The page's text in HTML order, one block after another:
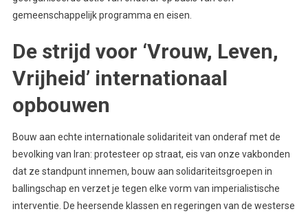
gemeenschappelijk programma en eisen.
De strijd voor ‘Vrouw, Leven,
Vrijheid’ internationaal
opbouwen
Bouw aan echte internationale solidariteit van onderaf met de
bevolking van Iran: protesteer op straat, eis van onze vakbonden
dat ze standpunt innemen, bouw aan solidariteitsgroepen in
ballingschap en verzet je tegen elke vorm van imperialistische
interventie. De heersende klassen en regeringen van de westerse